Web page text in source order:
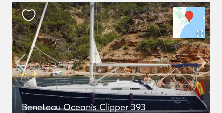
Beneteau Oceanis Clipper 393